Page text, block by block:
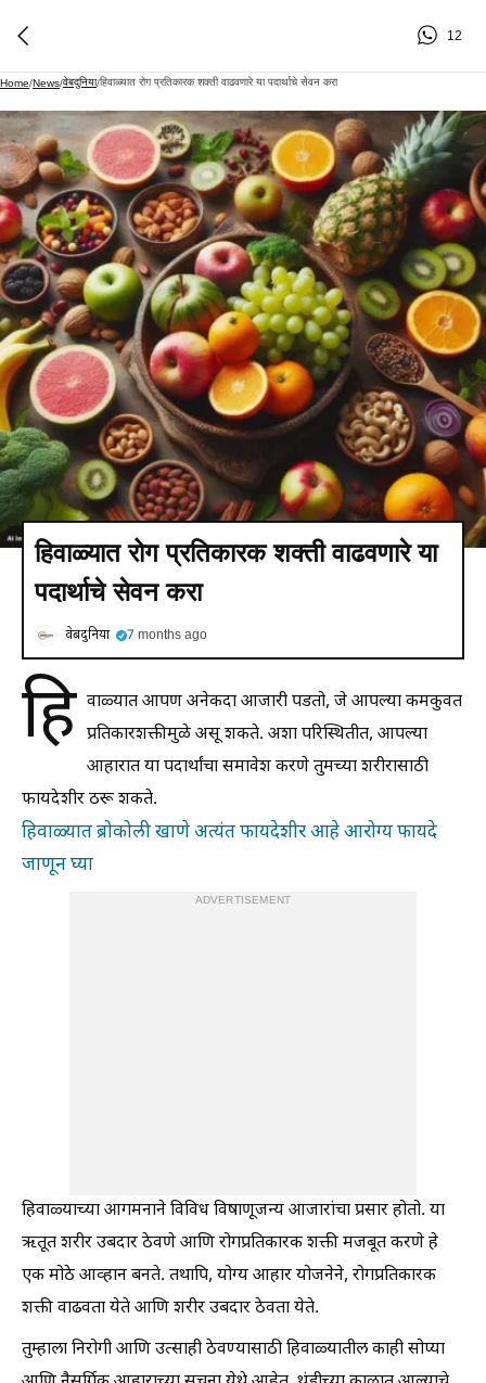
12
Home/News/वेबदुनिया/हिवाळ्यात रोग प्रतिकारक शक्ती वाढवणारे या पदार्थाचे सेवन करा
हिवाळ्यात रोग प्रतिकारक शक्ती वाढवणारे या
पदार्थाचे सेवन करा
वेबदुनिया 7 months ago
हि वाळ्यात आपण अनेकदा आजारी पडतो, जे आपल्या कमकुवत
प्रतिकारशक्तीमुळे असू शकते. अशा परिस्थितीत, आपल्या
आहारात या पदार्थांचा समावेश करणे तुमच्या शरीरासाठी
फायदेशीर ठरू शकते.
हिवाळ्यात ब्रोकोली खाणे अत्यंत फायदेशीर आहे आरोग्य फायदे
जाणून घ्या
ADVERTISEMENT
हिवाळ्याच्या आगमनाने विविध विषाणूजन्य आजारांचा प्रसार होतो. या
ऋतूत शरीर उबदार ठेवणे आणि रोगप्रतिकारक शक्ती मजबूत करणे हे
एक मोठे आव्हान बनते. तथापि, योग्य आहार योजनेने, रोगप्रतिकारक
शक्ती वाढवता येते आणि शरीर उबदार ठेवता येते.
तुम्हाला निरोगी आणि उत्साही ठेवण्यासाठी हिवाळ्यातील काही सोप्या